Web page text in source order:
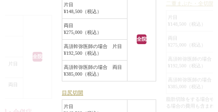
全院
片目
両目
る」です。
Before/After写真を見ていただくと分
かるように、良い変化が出ました。
黒目の左右差が整い、目が丸く大き
くなりました。
右目はやや睫毛のかぶりがあるので
もしれません。
片目
¥148,500（税込）
全院
両目
¥275,000（税込）
高須幹弥医師の場合 片目
¥192,500（税込）
高須幹弥医師の場合 両目
¥385,000（税込）
目尻切開
片目
そのため、突っ張
を、目頭切開Z法
存する蒙古襞を乗
幅の広すぎない二
るようにしました。
この方は、元々目
め、眼窩内脂肪や
脂肪組織）は切除
また、皮膚の切除
行いませんでした。
術後は、術前に患
二重まぶた・全切開
片目
¥148,500（税込）
両目
¥275,000（税込）
高須幹弥医師の場合
¥192,500（税込）
高須幹弥医師の場合
¥385,000（税込）
脂肪切除をする場合や
る場合の費用も含まれ